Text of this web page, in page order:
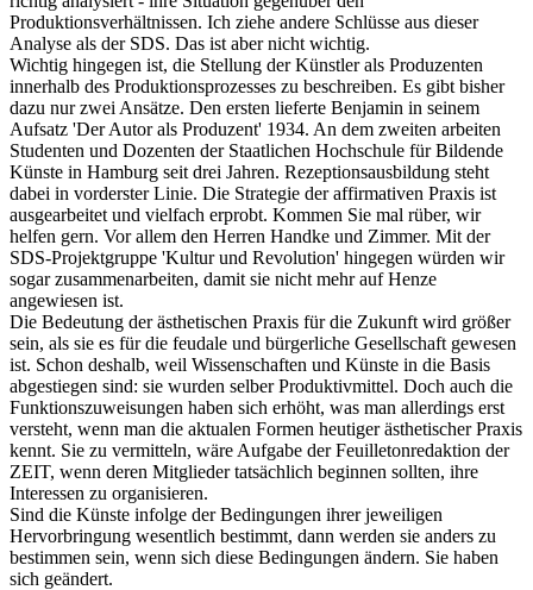
Produktionsverhältnissen. Ich ziehe andere Schlüsse aus dieser
Analyse als der SDS. Das ist aber nicht wichtig.
Wichtig hingegen ist, die Stellung der Künstler als Produzenten
innerhalb des Produktionsprozesses zu beschreiben. Es gibt bisher
dazu nur zwei Ansätze. Den ersten lieferte Benjamin in seinem
Aufsatz 'Der Autor als Produzent' 1934. An dem zweiten arbeiten
Studenten und Dozenten der Staatlichen Hochschule für Bildende
Künste in Hamburg seit drei Jahren. Rezeptionsausbildung steht
dabei in vorderster Linie. Die Strategie der affirmativen Praxis ist
ausgearbeitet und vielfach erprobt. Kommen Sie mal rüber, wir
helfen gern. Vor allem den Herren Handke und Zimmer. Mit der
SDS-Projektgruppe 'Kultur und Revolution' hingegen würden wir
sogar zusammenarbeiten, damit sie nicht mehr auf Henze
angewiesen ist.
Die Bedeutung der ästhetischen Praxis für die Zukunft wird größer
sein, als sie es für die feudale und bürgerliche Gesellschaft gewesen
ist. Schon deshalb, weil Wissenschaften und Künste in die Basis
abgestiegen sind: sie wurden selber Produktivmittel. Doch auch die
Funktionszuweisungen haben sich erhöht, was man allerdings erst
versteht, wenn man die aktualen Formen heutiger ästhetischer Praxis
kennt. Sie zu vermitteln, wäre Aufgabe der Feuilletonredaktion der
ZEIT, wenn deren Mitglieder tatsächlich beginnen sollten, ihre
Interessen zu organisieren.
Sind die Künste infolge der Bedingungen ihrer jeweiligen
Hervorbringung wesentlich bestimmt, dann werden sie anders zu
bestimmen sein, wenn sich diese Bedingungen ändern. Sie haben
sich geändert.